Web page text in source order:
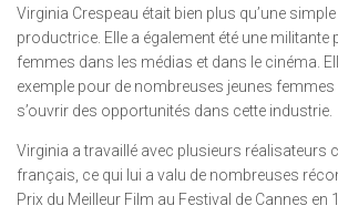
Virginia Crespeau était bien plus qu’une
productrice. Elle a également été une militante
femmes dans les médias et dans le cinéma.
exemple pour de nombreuses jeunes
s’ouvrir des opportunités dans cette industrie.
Virginia a travaillé avec plusieurs réalisateurs
français, ce qui lui a valu de nombreuses
Prix du Meilleur Film au Festival de Cannes